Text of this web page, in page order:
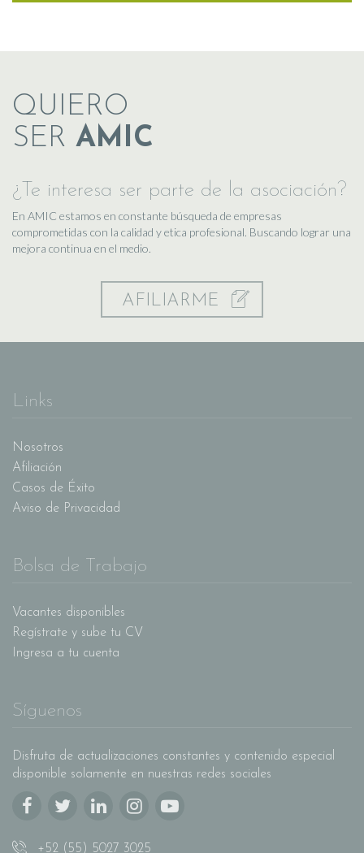
QUIERO
SER AMIC
¿Te interesa ser parte de la asociación?
En AMIC estamos en constante búsqueda de empresas
comprometidas con la calidad y etica profesional. Buscando lograr una
mejora continua en el medio.
AFILIARME
Links
Nosotros
Afiliación
Casos de Éxito
Aviso de Privacidad
Bolsa de Trabajo
Vacantes disponibles
Regístrate y sube tu CV
Ingresa a tu cuenta
Síguenos
Disfruta de actualizaciones constantes y contenido especial
disponible solamente en nuestras redes sociales
+52 (55) 5027 3025